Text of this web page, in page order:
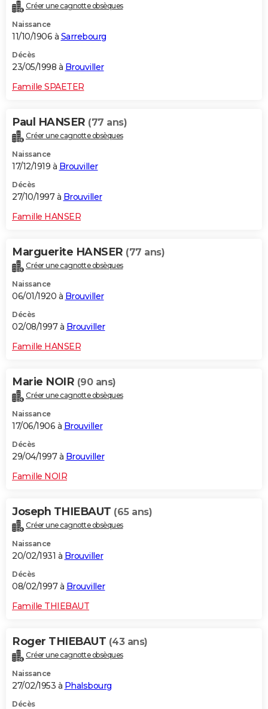
Créer une cagnotte obsèques
Naissance
11/10/1906 à Sarrebourg
Décès
23/05/1998 à Brouviller
Famille SPAETER
Paul HANSER (77 ans)
Créer une cagnotte obsèques
Naissance
17/12/1919 à Brouviller
Décès
27/10/1997 à Brouviller
Famille HANSER
Marguerite HANSER (77 ans)
Créer une cagnotte obsèques
Naissance
06/01/1920 à Brouviller
Décès
02/08/1997 à Brouviller
Famille HANSER
Marie NOIR (90 ans)
Créer une cagnotte obsèques
Naissance
17/06/1906 à Brouviller
Décès
29/04/1997 à Brouviller
Famille NOIR
Joseph THIEBAUT (65 ans)
Créer une cagnotte obsèques
Naissance
20/02/1931 à Brouviller
Décès
08/02/1997 à Brouviller
Famille THIEBAUT
Roger THIEBAUT (43 ans)
Créer une cagnotte obsèques
Naissance
27/02/1953 à Phalsbourg
Décès